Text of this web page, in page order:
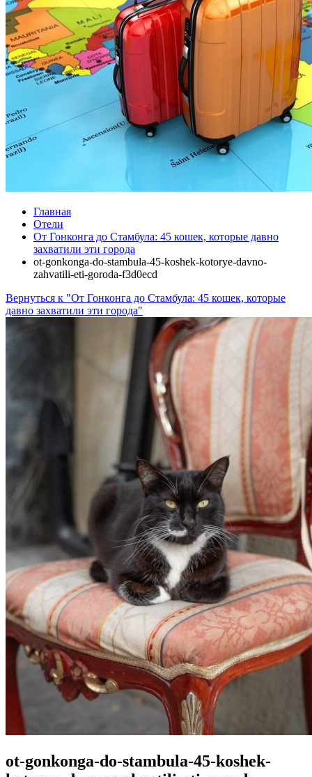
Главная
Отели
От Гонконга до Стамбула: 45 кошек, которые давно
захватили эти города
ot-gonkonga-do-stambula-45-koshek-kotorye-davno-
zahvatili-eti-goroda-f3d0ecd
Вернуться к "От Гонконга до Стамбула: 45 кошек, которые
давно захватили эти города"
ot-gonkonga-do-stambula-45-koshek-